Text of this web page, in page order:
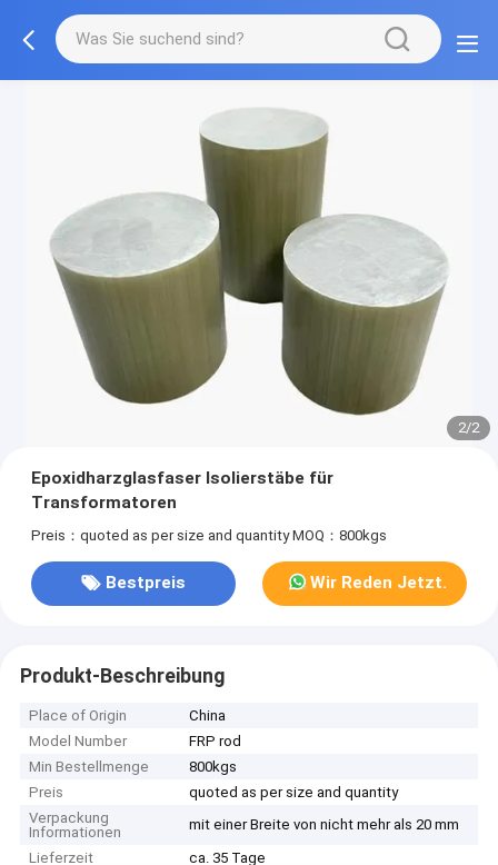
2/2
Epoxidharzglasfaser Isolierstäbe für
Transformatoren
Preis：quoted as per size and quantity MOQ：800kgs
Bestpreis Wir Reden Jetzt.
Produkt-Beschreibung
Place of Origin
China
Model Number
FRP rod
Min Bestellmenge
800kgs
Preis
quoted as per size and quantity
Verpackung
Informationen
mit einer Breite von nicht mehr als 20 mm
Lieferzeit
ca. 35 Tage